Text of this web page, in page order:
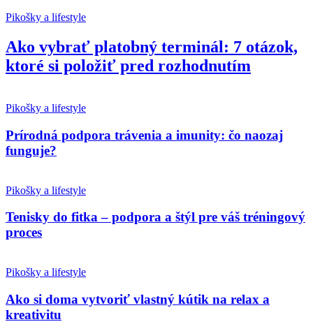
Pikošky a lifestyle
Ako vybrať platobný terminál: 7 otázok,
ktoré si položiť pred rozhodnutím
Pikošky a lifestyle
Prírodná podpora trávenia a imunity: čo naozaj
funguje?
Pikošky a lifestyle
Tenisky do fitka – podpora a štýl pre váš tréningový
proces
Pikošky a lifestyle
Ako si doma vytvoriť vlastný kútik na relax a
kreativitu